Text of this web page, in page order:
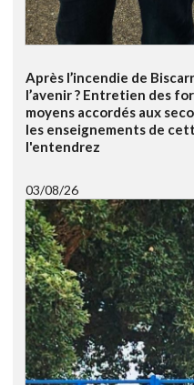
Après l’incendie de
l’avenir ? Entretien des
moyens accordés aux
les enseignements de
l'entendrez
03/08/26